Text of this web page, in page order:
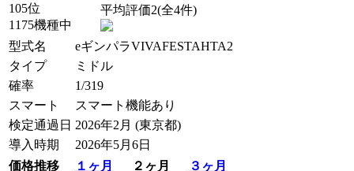
105位
1175機種中
平均評価2(全4件)
型式名
eギンパラVIVAFESTAHTA2
タイプ
ミドル
確率
1/319
スマート
スマート機能あり
検定通過日 2026年2月 (東京都)
導入時期
2026年5月6日
価格推移
１ヶ月 ２ヶ月
３ヶ月